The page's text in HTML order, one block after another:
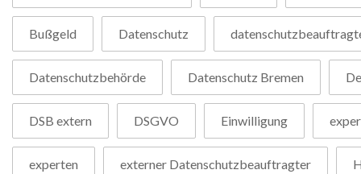
Bußgeld Datenschutz
Datenschutzbehörde Datenschutz Bremen
DSB extern DSGVO Einwilligung
experten externer Datenschutzbeauftragter